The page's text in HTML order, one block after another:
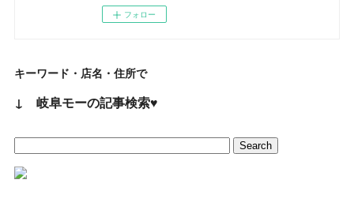
フォロー
キーワード・店名・住所で
↓ 岐阜モーの記事検索♥